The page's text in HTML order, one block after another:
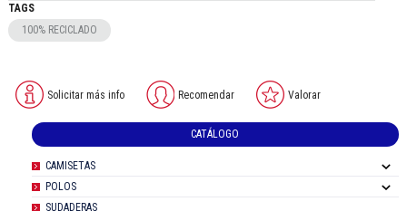
TAGS
100% RECICLADO
Solicitar más info Recomendar Valorar
CATÁLOGO
CAMISETAS
POLOS
SUDADERAS